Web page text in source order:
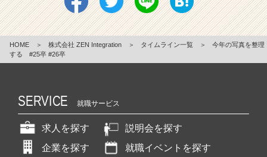
HOME ＞ 株式会社 ZEN Integration ＞ タイムライン一覧 ＞
今年の写真を整理
する #25卒 #26卒
SERVICE 就職サービス
求人を探す
説明会を探す
企業を探す
就職イベントを探す